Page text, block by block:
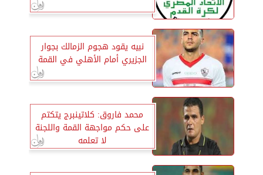
نبيه يقود هجوم الزمالك بجوار
الجزيري أمام الأهلي في القمة
محمد فاروق: كلاتينبرج يتكتم
على حكم مواجهة القمة واللجنة
لا تعلمه